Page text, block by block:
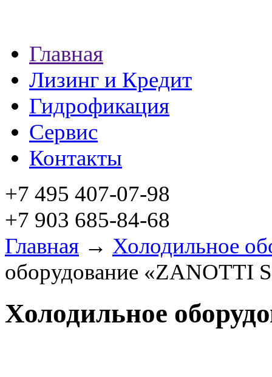
Главная
Лизинг и Кредит
Гидрофикация
Сервис
Контакты
+7 495 407-07-98
+7 903 685-84-68
Главная → Холодильное
оборудование «ZANOTTI
Холодильное